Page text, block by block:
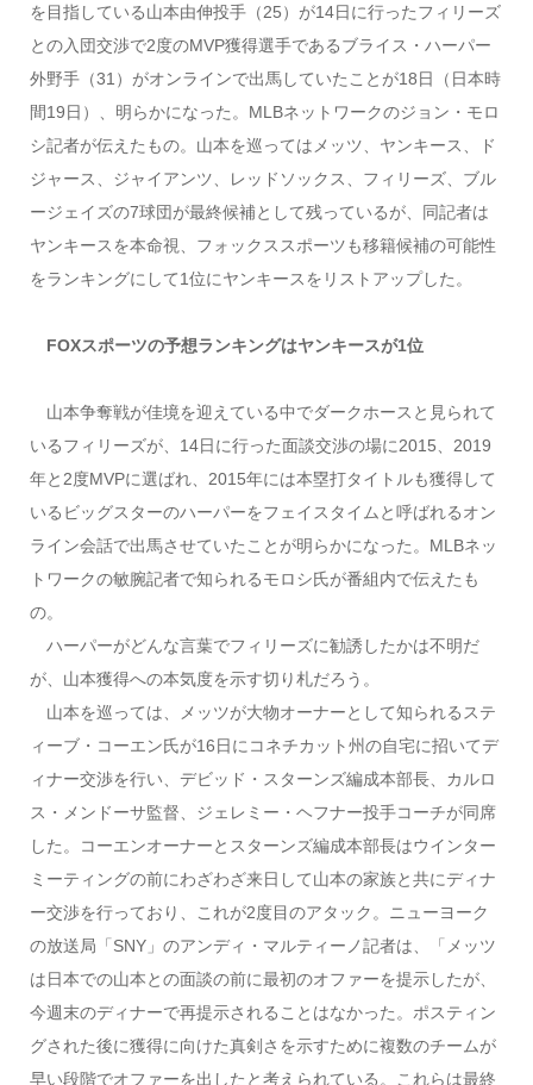
を目指している山本由伸投手（25）が14日に行ったフィリーズ
との入団交渉で2度のMVP獲得選手であるブライス・ハーパー
外野手（31）がオンラインで出馬していたことが18日（日本時
間19日）、明らかになった。MLBネットワークのジョン・モロ
シ記者が伝えたもの。山本を巡ってはメッツ、ヤンキース、ド
ジャース、ジャイアンツ、レッドソックス、フィリーズ、ブル
ージェイズの7球団が最終候補として残っているが、同記者は
ヤンキースを本命視、フォックススポーツも移籍候補の可能性
をランキングにして1位にヤンキースをリストアップした。
FOXスポーツの予想ランキングはヤンキースが1位
山本争奪戦が佳境を迎えている中でダークホースと見られて
いるフィリーズが、14日に行った面談交渉の場に2015、2019
年と2度MVPに選ばれ、2015年には本塁打タイトルも獲得して
いるビッグスターのハーパーをフェイスタイムと呼ばれるオン
ライン会話で出馬させていたことが明らかになった。MLBネッ
トワークの敏腕記者で知られるモロシ氏が番組内で伝えたも
の。
ハーパーがどんな言葉でフィリーズに勧誘したかは不明だ
が、山本獲得への本気度を示す切り札だろう。
山本を巡っては、メッツが大物オーナーとして知られるステ
ィーブ・コーエン氏が16日にコネチカット州の自宅に招いてデ
ィナー交渉を行い、デビッド・スターンズ編成本部長、カルロ
ス・メンドーサ監督、ジェレミー・ヘフナー投手コーチが同席
した。コーエンオーナーとスターンズ編成本部長はウインター
ミーティングの前にわざわざ来日して山本の家族と共にディナ
ー交渉を行っており、これが2度目のアタック。ニューヨーク
の放送局「SNY」のアンディ・マルティーノ記者は、「メッツ
は日本での山本との面談の前に最初のオファーを提示したが、
今週末のディナーで再提示されることはなかった。ポスティン
グされた後に獲得に向けた真剣さを示すために複数のチームが
早い段階でオファーを出したと考えられている。これらは最終